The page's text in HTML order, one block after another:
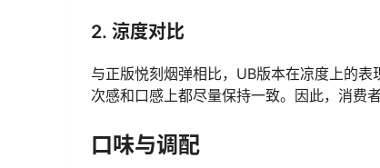
2. 涼度对比
与正版悦刻烟弹相比，UB版本在凉度上的
次感和口感上都尽量保持一致。因此，消费
口味与调配